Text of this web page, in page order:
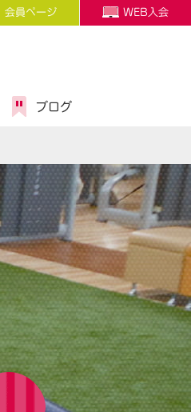
会員ページ WEB入会
ブログ